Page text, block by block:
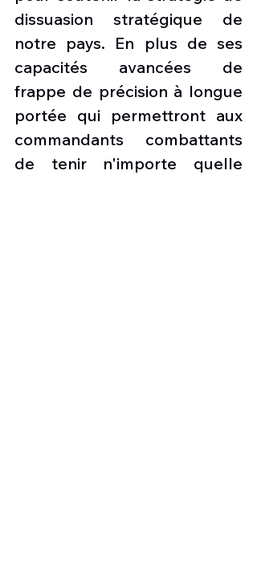
dissuasion stratégique de
notre pays. En plus de ses
capacités avancées de
frappe de précision à longue
portée qui permettront aux
commandants combattants
de tenir n'importe quelle